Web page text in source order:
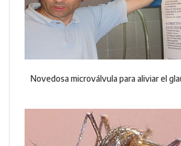
Novedosa microválvula para aliviar el